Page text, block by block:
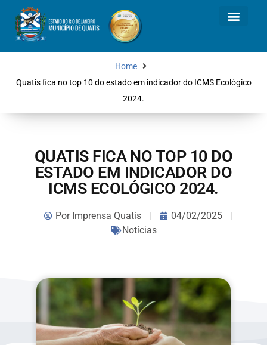
Home
Quatis fica no top 10 do estado em indicador do ICMS Ecológico
2024.
QUATIS FICA NO TOP 10 DO
ESTADO EM INDICADOR DO
ICMS ECOLÓGICO 2024.
PorImprensa Quatis
04/02/2025
Notícias